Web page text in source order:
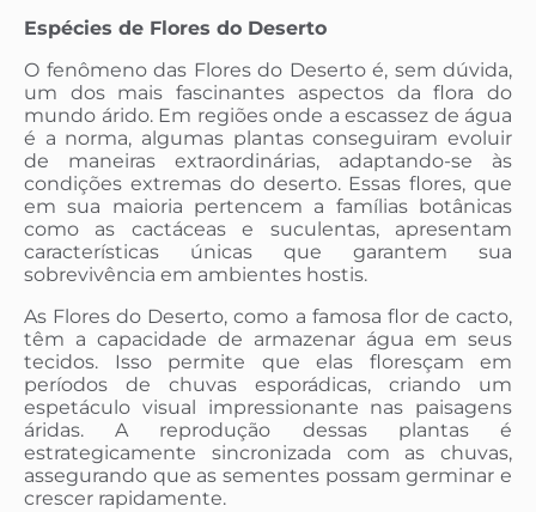
Espécies de Flores do Deserto
O fenômeno das Flores do Deserto é, sem dúvida,
um dos mais fascinantes aspectos da flora do
mundo árido. Em regiões onde a escassez de água
é a norma, algumas plantas conseguiram evoluir
de maneiras extraordinárias, adaptando-se às
condições extremas do deserto. Essas flores, que
em sua maioria pertencem a famílias botânicas
como as cactáceas e suculentas, apresentam
características únicas que garantem sua
sobrevivência em ambientes hostis.
As Flores do Deserto, como a famosa flor de cacto,
têm a capacidade de armazenar água em seus
tecidos. Isso permite que elas floresçam em
períodos de chuvas esporádicas, criando um
espetáculo visual impressionante nas paisagens
áridas. A reprodução dessas plantas é
estrategicamente sincronizada com as chuvas,
assegurando que as sementes possam germinar e
crescer rapidamente.